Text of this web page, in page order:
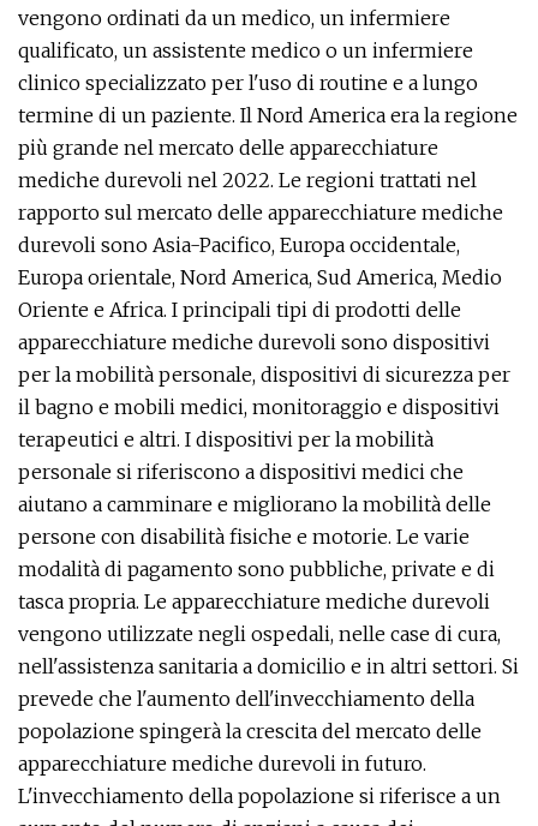
vengono ordinati da un medico, un infermiere
qualificato, un assistente medico o un infermiere
clinico specializzato per l'uso di routine e a lungo
termine di un paziente. Il Nord America era la regione
più grande nel mercato delle apparecchiature
mediche durevoli nel 2022. Le regioni trattati nel
rapporto sul mercato delle apparecchiature mediche
durevoli sono Asia-Pacifico, Europa occidentale,
Europa orientale, Nord America, Sud America, Medio
Oriente e Africa. I principali tipi di prodotti delle
apparecchiature mediche durevoli sono dispositivi
per la mobilità personale, dispositivi di sicurezza per
il bagno e mobili medici, monitoraggio e dispositivi
terapeutici e altri. I dispositivi per la mobilità
personale si riferiscono a dispositivi medici che
aiutano a camminare e migliorano la mobilità delle
persone con disabilità fisiche e motorie. Le varie
modalità di pagamento sono pubbliche, private e di
tasca propria. Le apparecchiature mediche durevoli
vengono utilizzate negli ospedali, nelle case di cura,
nell'assistenza sanitaria a domicilio e in altri settori. Si
prevede che l'aumento dell'invecchiamento della
popolazione spingerà la crescita del mercato delle
apparecchiature mediche durevoli in futuro.
L'invecchiamento della popolazione si riferisce a un